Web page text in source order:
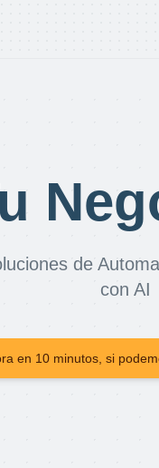
de
con AI
en 10 minutos, si